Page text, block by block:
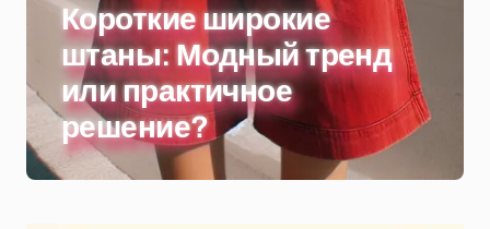
Короткие широкие
штаны: Модный тренд
или практичное
решение?